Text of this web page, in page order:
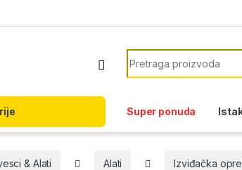
Search for:
Super ponuda
& Alati Alati Izviđačka